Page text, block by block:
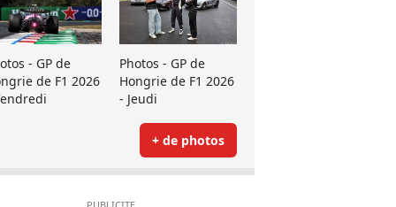
- GP de
de F1 2026
Photos - GP de
Hongrie de F1 2026
- Jeudi
+ de photos